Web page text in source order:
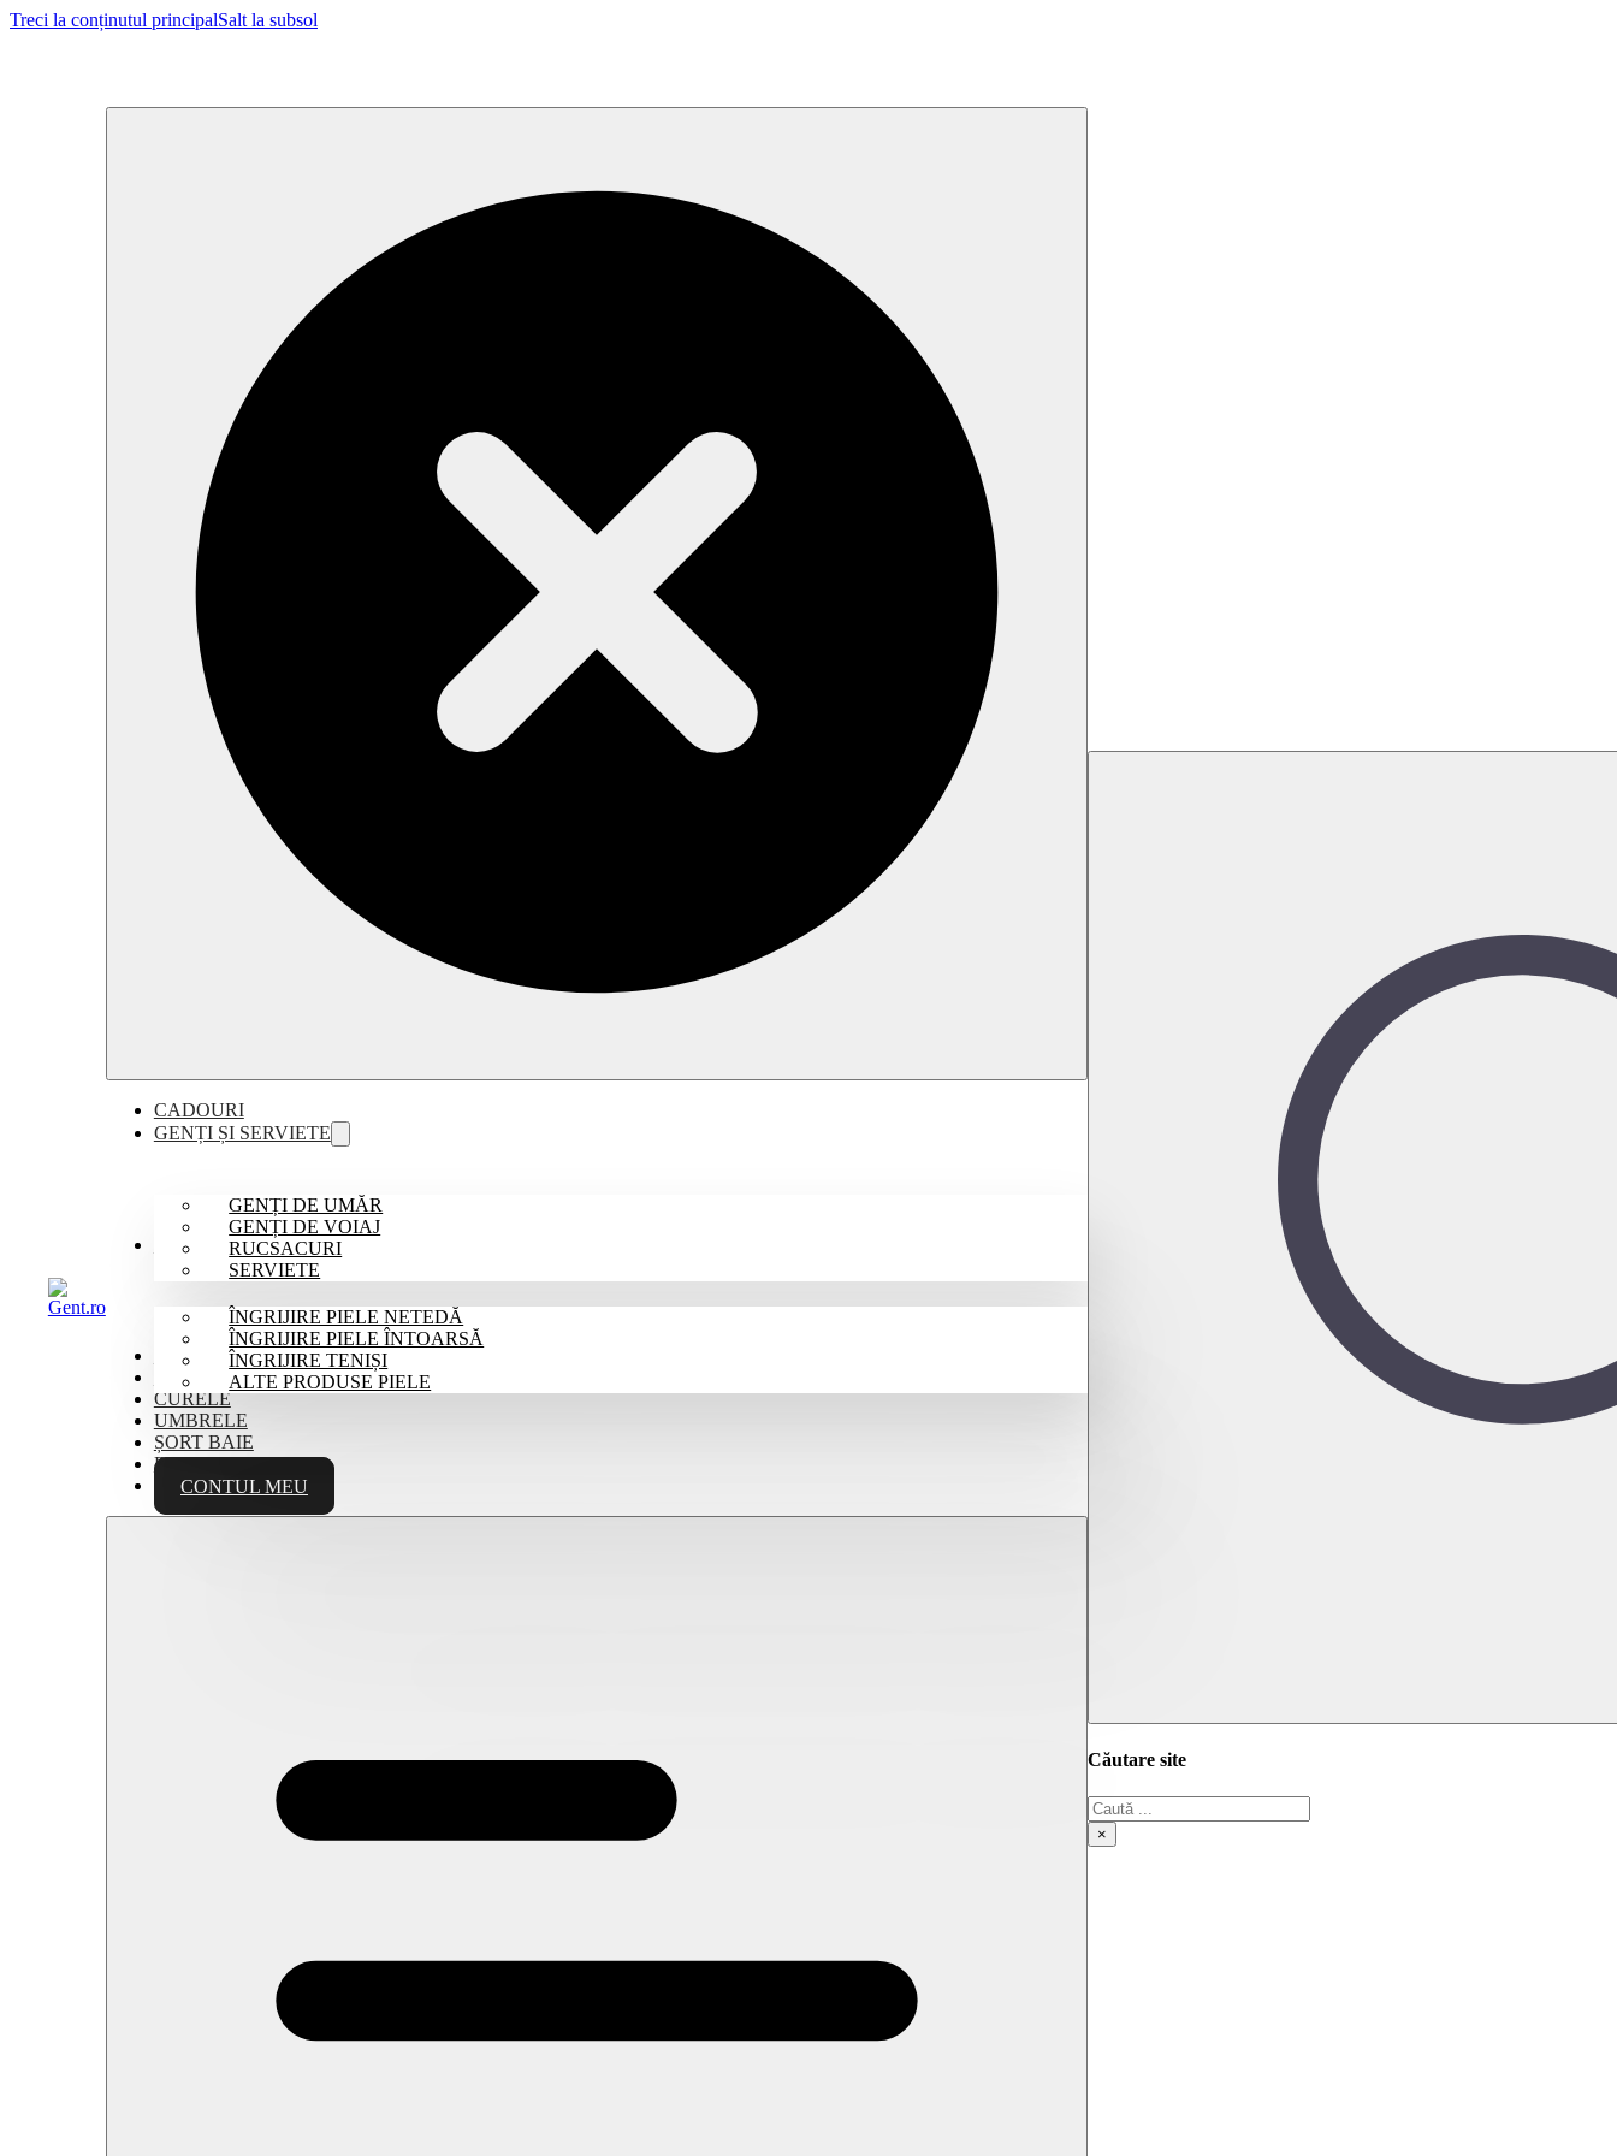
Treci la conținutul principalSalt la subsol
CADOURI
GENȚI ȘI SERVIETE
GENȚI DE UMĂR
GENȚI DE VOIAJ
RUCSACURI
SERVIETE
ÎNGRIJIRE PANTOFI
ÎNGRIJIRE PIELE NETEDĂ
ÎNGRIJIRE PIELE ÎNTOARSĂ
ÎNGRIJIRE TENIȘI
ALTE PRODUSE PIELE
MĂNUȘI PIELE
PORTOFELE
CURELE
UMBRELE
ȘORT BAIE
BLOG
CONTUL MEU
Căutare site
Caută
×